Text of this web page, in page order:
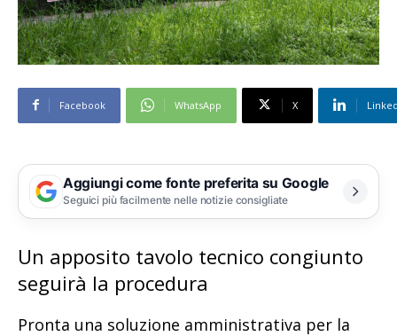
Facebook WhatsApp X
Aggiungi come fonte preferita su Google
Seguici più facilmente nelle notizie consigliate
Un apposito tavolo tecnico congiunto
seguirà la procedura
Pronta una soluzione amministrativa per la